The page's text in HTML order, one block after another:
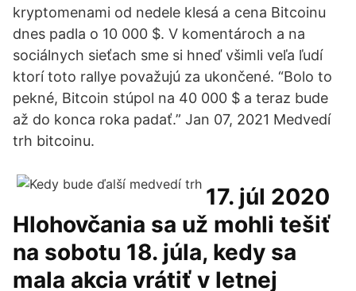
kryptomenami od nedele klesá a cena Bitcoinu
dnes padla o 10 000 $. V komentároch a na
sociálnych sieťach sme si hneď všimli veľa ľudí
ktorí toto rallye považujú za ukončené. “Bolo to
pekné, Bitcoin stúpol na 40 000 $ a teraz bude
až do konca roka padať.” Jan 07, 2021 Medvedí
trh bitcoinu.
17. júl 2020
Hlohovčania sa už mohli tešiť
na sobotu 18. júla, kedy sa
mala akcia vrátiť v letnej